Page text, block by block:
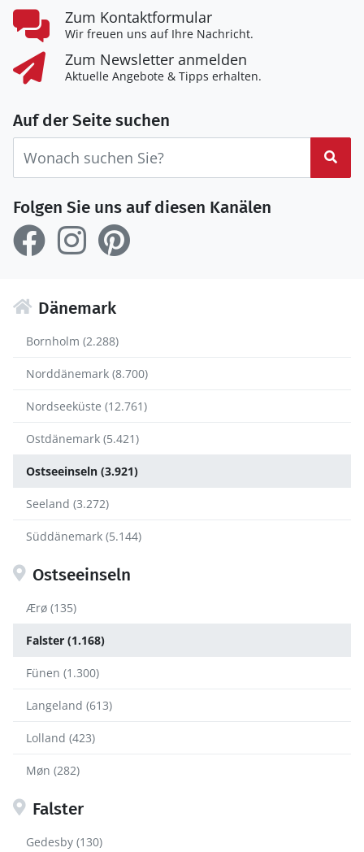
Zum Kontaktformular
Wir freuen uns auf Ihre Nachricht.
Zum Newsletter anmelden
Aktuelle Angebote & Tipps erhalten.
Auf der Seite suchen
Folgen Sie uns auf diesen Kanälen
Dänemark
Bornholm (2.288)
Norddänemark (8.700)
Nordseeküste (12.761)
Ostdänemark (5.421)
Ostseeinseln (3.921)
Seeland (3.272)
Süddänemark (5.144)
Ostseeinseln
Ærø (135)
Falster (1.168)
Fünen (1.300)
Langeland (613)
Lolland (423)
Møn (282)
Falster
Gedesby (130)